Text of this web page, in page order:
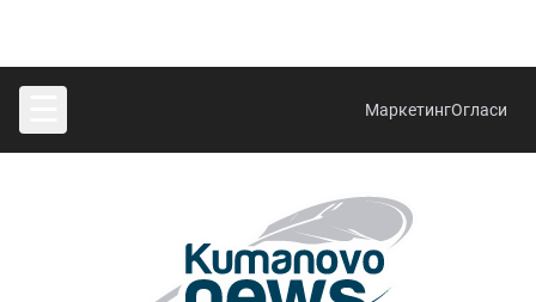
МаркетингОгласи